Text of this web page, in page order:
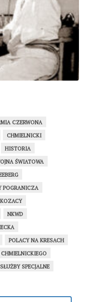
CZERWONA
CHMIELNICKI
HISTORIA
ŚWIATOWA
POGRANICZA
KOZACY
NKWD
POLACY NA KRESACH
SŁUŻBY SPECJALNE